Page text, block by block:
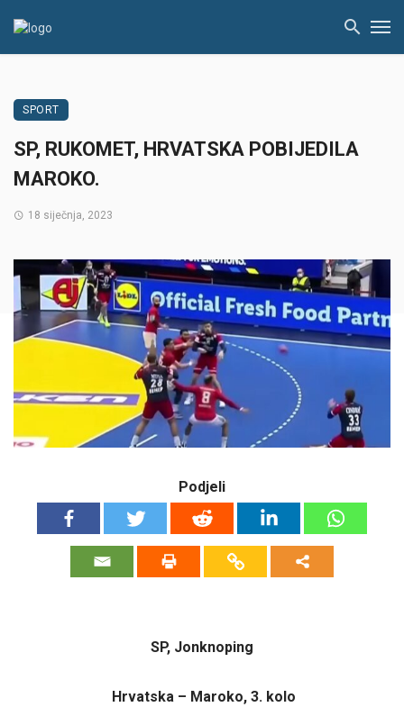
SPORT
SP, RUKOMET, HRVATSKA POBIJEDILA
MAROKO.
18 siječnja, 2023
Podjeli
SP, Jonknoping
Hrvatska – Maroko, 3. kolo